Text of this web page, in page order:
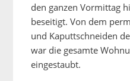
den ganzen Vormittag
beseitigt. Von dem
und Kaputtschneiden
war die gesamte
eingestaubt.